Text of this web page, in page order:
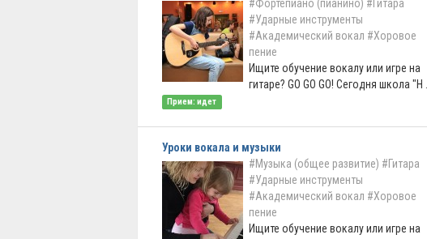
#Фортепиано (пианино) #Гитара
#Ударные инструменты
#Академический вокал #Хоровое
пение
Ищите обучение вокалу или игре на
гитаре? GO GO GO! Сегодня школа "Н ...
Прием: идет
Уроки вокала и музыки
#Музыка (общее развитие) #Гитара
#Ударные инструменты
#Академический вокал #Хоровое
пение
Ищите обучение вокалу или игре на